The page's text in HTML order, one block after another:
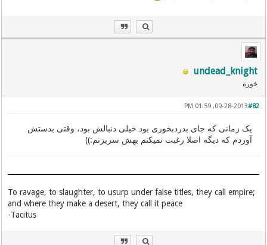
undead_knight
خوره
#82
09-28-2013, 01:59 PM
یک زمانی که جای بدردبخوری بود خیلی دنبالش بود، وقتی بدستش
آوردم که دیگه اصلا رغبت نمیکنم بهش سربزنم:))
To ravage, to slaughter, to usurp under false titles, they call empire;
and where they make a desert, they call it peace
Tacitus-